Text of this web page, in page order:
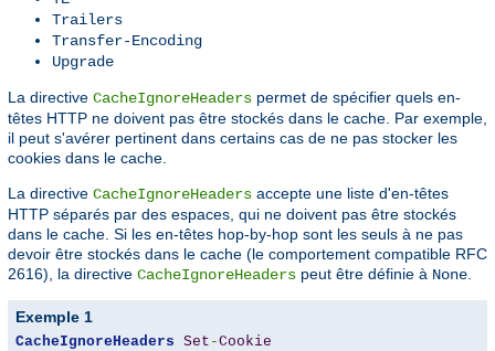
Trailers
Transfer-Encoding
Upgrade
La directive CacheIgnoreHeaders permet de spécifier quels en-
têtes HTTP ne doivent pas être stockés dans le cache. Par exemple,
il peut s'avérer pertinent dans certains cas de ne pas stocker les
cookies dans le cache.
La directive CacheIgnoreHeaders accepte une liste d'en-têtes
HTTP séparés par des espaces, qui ne doivent pas être stockés
dans le cache. Si les en-têtes hop-by-hop sont les seuls à ne pas
devoir être stockés dans le cache (le comportement compatible RFC
2616), la directive CacheIgnoreHeaders peut être définie à None
Exemple 1
CacheIgnoreHeaders Set -Cookie